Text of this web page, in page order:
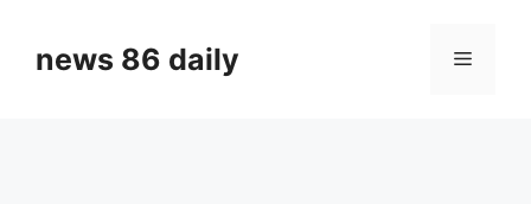
contentnews 86 daily Menu